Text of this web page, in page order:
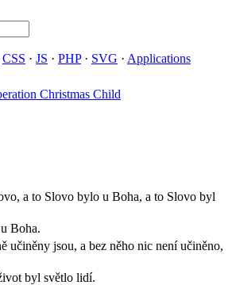
CSS · JS · PHP· SVG · Applications
a to Slovo bylo u Boha, a to Slovo byl
Boha.
učiněny jsou, a bez něho nic není učiněno,
byl světlo lidí.